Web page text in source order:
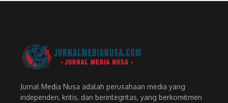
Jurnal Media Nusa adalah perusahaan media yang
independen, kritis, dan berintegritas, yang berkomitmen